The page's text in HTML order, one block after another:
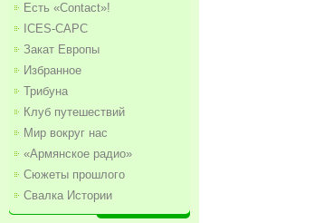
Есть «Contact»!
ICES-CAPC
Закат Европы
Избранное
Трибуна
Клуб путешествий
Мир вокруг нас
«Армянское радио»
Сюжеты прошлого
Свалка Истории